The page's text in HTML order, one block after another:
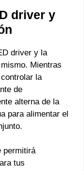
driver y
driver y la
Mientras
la
de
alterna de la
para alimentar el
permitirá
tus